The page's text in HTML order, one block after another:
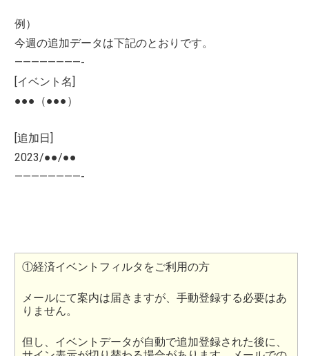
例）
今週の追加データは下記のとおりです。
————————-
[イベント名]
●●●（●●●）
[追加日]
2023/●●/●●
————————-
①経済イベントフィルタをご利用の方
メールにて案内は届きますが、手動登録する必要はあ
りません。
但し、イベントデータが自動で追加登録された後に、